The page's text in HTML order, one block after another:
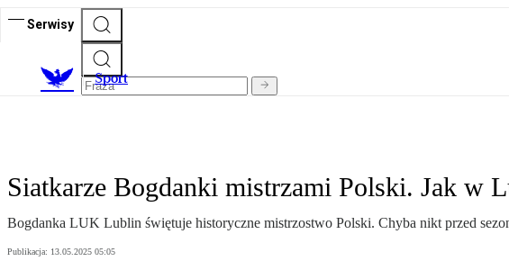
Serwisy
Sport
Siatkarze Bogdanki mistrzami Polski. Jak w
Bogdanka LUK Lublin świętuje historyczne mistrzostwo Polski. Chyba nikt przed
Publikacja: 13.05.2025 05:05